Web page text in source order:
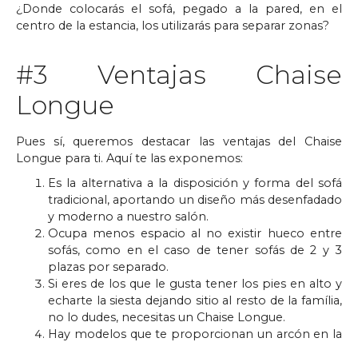
¿Donde colocarás el sofá, pegado a la pared, en el
centro de la estancia, los utilizarás para separar zonas?
#3 Ventajas Chaise
Longue
Pues sí, queremos destacar las ventajas del Chaise
Longue para ti. Aquí te las exponemos:
Es la alternativa a la disposición y forma del sofá
tradicional, aportando un diseño más desenfadado
y moderno a nuestro salón.
Ocupa menos espacio al no existir hueco entre
sofás, como en el caso de tener sofás de 2 y 3
plazas por separado.
Si eres de los que le gusta tener los pies en alto y
echarte la siesta dejando sitio al resto de la família,
no lo dudes, necesitas un Chaise Longue.
Hay modelos que te proporcionan un arcón en la